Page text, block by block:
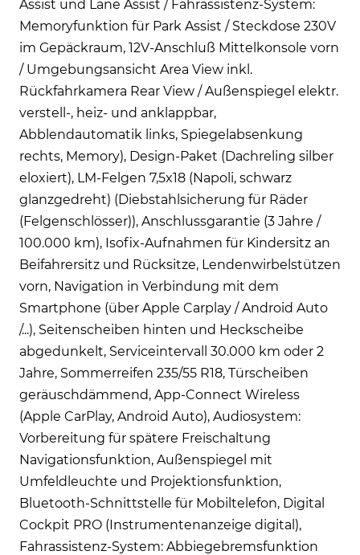
Assist und Lane Assist / Fahrassistenz-System:
Memoryfunktion für Park Assist / Steckdose 230V
im Gepäckraum, 12V-Anschluß Mittelkonsole vorn
/ Umgebungsansicht Area View inkl.
Rückfahrkamera Rear View / Außenspiegel elektr.
verstell-, heiz- und anklappbar,
Abblendautomatik links, Spiegelabsenkung
rechts, Memory), Design-Paket (Dachreling silber
eloxiert), LM-Felgen 7,5x18 (Napoli, schwarz
glanzgedreht) (Diebstahlsicherung für Räder
(Felgenschlösser)), Anschlussgarantie (3 Jahre /
100.000 km), Isofix-Aufnahmen für Kindersitz an
Beifahrersitz und Rücksitze, Lendenwirbelstützen
vorn, Navigation in Verbindung mit dem
Smartphone (über Apple Carplay / Android Auto
/...), Seitenscheiben hinten und Heckscheibe
abgedunkelt, Serviceintervall 30.000 km oder 2
Jahre, Sommerreifen 235/55 R18, Türscheiben
geräuschdämmend, App-Connect Wireless
(Apple CarPlay, Android Auto), Audiosystem:
Vorbereitung für spätere Freischaltung
Navigationsfunktion, Außenspiegel mit
Umfeldleuchte und Projektionsfunktion,
Bluetooth-Schnittstelle für Mobiltelefon, Digital
Cockpit PRO (Instrumentenanzeige digital),
Fahrassistenz-System: Abbiegebremsfunktion